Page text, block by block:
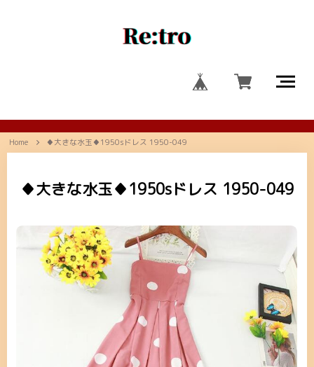
Home ♦大きな水玉♦1950sドレス 1950-049
♦大きな水玉♦1950sドレス 1950-049